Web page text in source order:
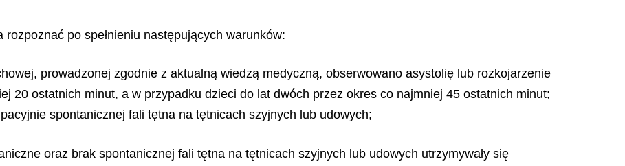
po spełnieniu następujących warunków:
prowadzonej zgodnie z aktualną wiedzą medyczną, obserwowano asystolię lub rozkojarzenie
20 ostatnich minut, a w przypadku dzieci do lat dwóch przez okres co najmniej 45 ostatnich minut;
spontanicznej fali tętna na tętnicach szyjnych lub udowych;
oraz brak spontanicznej fali tętna na tętnicach szyjnych lub udowych utrzymywały się